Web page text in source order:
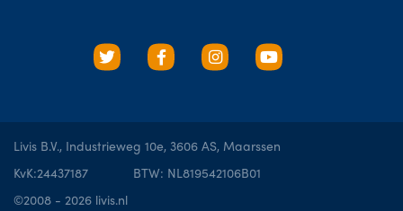
Livis B.V., Industrieweg 10e, 3606 AS, Maarssen
KvK:24437187
BTW: NL819542106B01
©2008 - 2026 livis.nl